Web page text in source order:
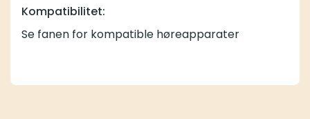
Kompatibilitet:
Se fanen for kompatible høreapparater